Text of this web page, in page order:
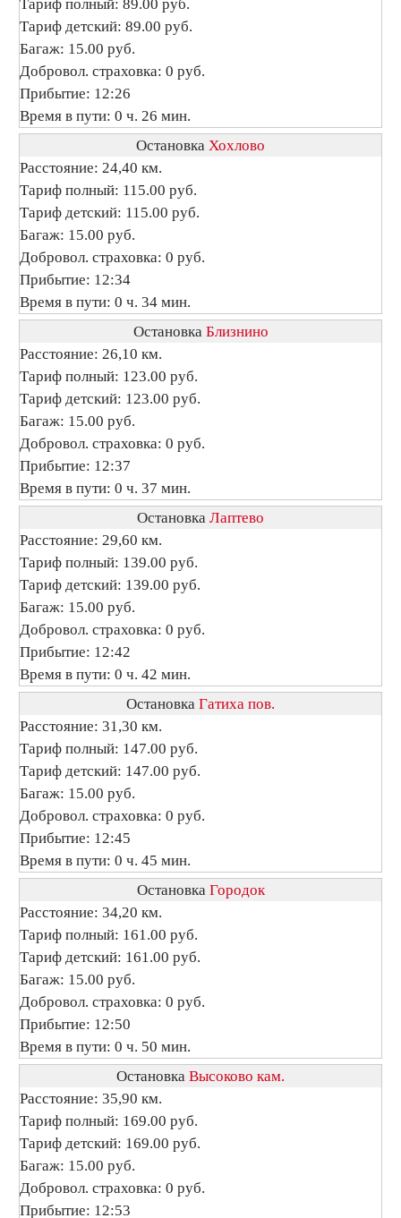
Тариф полный: 89.00 руб.
Тариф детский: 89.00 руб.
Багаж: 15.00 руб.
Добровол. страховка: 0 руб.
Прибытие: 12:26
Время в пути: 0 ч. 26 мин.
Остановка Хохлово
Расстояние: 24,40 км.
Тариф полный: 115.00 руб.
Тариф детский: 115.00 руб.
Багаж: 15.00 руб.
Добровол. страховка: 0 руб.
Прибытие: 12:34
Время в пути: 0 ч. 34 мин.
Остановка Близнино
Расстояние: 26,10 км.
Тариф полный: 123.00 руб.
Тариф детский: 123.00 руб.
Багаж: 15.00 руб.
Добровол. страховка: 0 руб.
Прибытие: 12:37
Время в пути: 0 ч. 37 мин.
Остановка Лаптево
Расстояние: 29,60 км.
Тариф полный: 139.00 руб.
Тариф детский: 139.00 руб.
Багаж: 15.00 руб.
Добровол. страховка: 0 руб.
Прибытие: 12:42
Время в пути: 0 ч. 42 мин.
Остановка Гатиха пов.
Расстояние: 31,30 км.
Тариф полный: 147.00 руб.
Тариф детский: 147.00 руб.
Багаж: 15.00 руб.
Добровол. страховка: 0 руб.
Прибытие: 12:45
Время в пути: 0 ч. 45 мин.
Остановка Городок
Расстояние: 34,20 км.
Тариф полный: 161.00 руб.
Тариф детский: 161.00 руб.
Багаж: 15.00 руб.
Добровол. страховка: 0 руб.
Прибытие: 12:50
Время в пути: 0 ч. 50 мин.
Остановка Высоково кам.
Расстояние: 35,90 км.
Тариф полный: 169.00 руб.
Тариф детский: 169.00 руб.
Багаж: 15.00 руб.
Добровол. страховка: 0 руб.
Прибытие: 12:53